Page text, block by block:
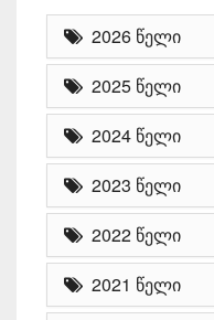
2026 წელი
2025 წელი
2024 წელი
2023 წელი
2022 წელი
2021 წელი